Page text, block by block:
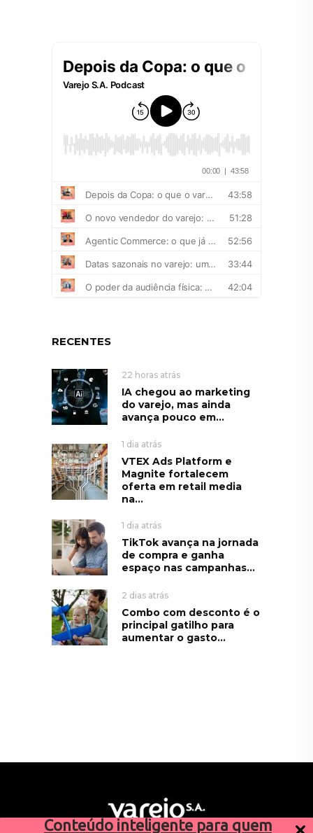
Conteúdo inteligente para quem
RECENTES
22 horas atrás
IA chegou ao marketing
do varejo, mas ainda
avança pouco em...
1 dia atrás
VTEX Ads Platform e
Magnite fortalecem
oferta em retail media
na...
1 dia atrás
TikTok avança na jornada
de compra e ganha
espaço nas campanhas...
2 dias atrás
Combo com desconto é o
principal gatilho para
aumentar o gasto...